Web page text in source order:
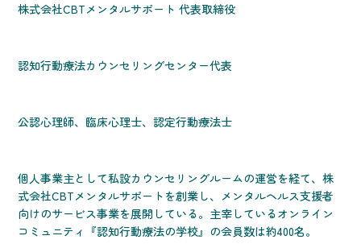
株式会社CBTメンタルサポート 代表取締役
認知行動療法カウンセリングセンター代表
公認心理師、臨床心理士、認定行動療法士
個人事業主として私設カウンセリングルームの運営を経て、株
式会社CBTメンタルサポートを創業し、メンタルヘルス支援者
向けのサービス事業を展開している。主宰しているオンライン
コミュニティ『認知行動療法の学校』の会員数は約400名。